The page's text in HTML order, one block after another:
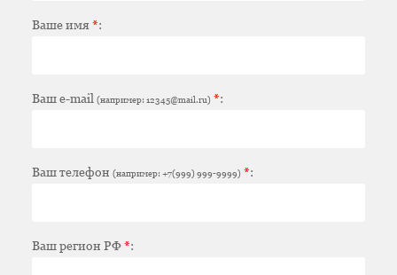
Ваше имя*:
Ваш e-mail (например: 12345@mail.ru) *:
Ваш телефон (например: +7(999) 999-9999) *:
Ваш регион РФ*: